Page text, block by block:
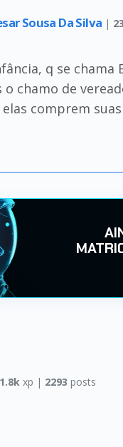
Sousa Da Silva |
q se
o chamo de
comprem
xp | 2293 posts